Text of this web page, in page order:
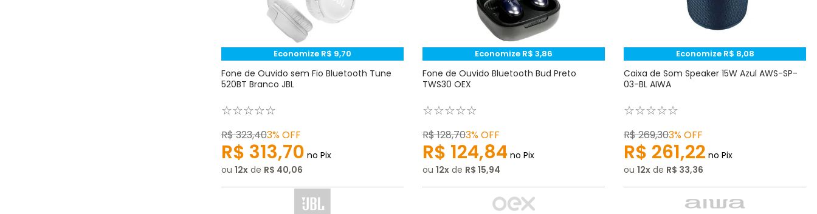
Economize R$ 9,70
Fone de Ouvido sem Fio Bluetooth Tune
520BT Branco JBL
☆☆☆☆☆
R$323,403%OFF
R$ 313,70 no Pix
ou 12 de R$ 40,06
Economize R$ 3,86
Fone de Ouvido Bluetooth Bud Preto
TWS30 OEX
☆☆☆☆☆
R$128,703%OFF
R$ 124,84 no Pix
ou 12 de R$ 15,94
Economize R$ 8,08
Caixa de Som Speaker 15W Azul AWS-SP-
03-BL AIWA
☆☆☆☆☆
R$269,303%OFF
R$ 261,22 no Pix
ou12 de R$ 33,36